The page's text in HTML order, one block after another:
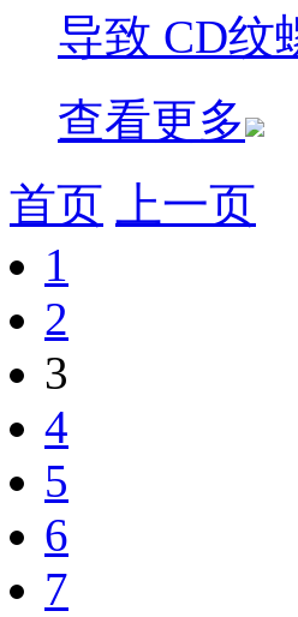
导致 CD纹
查看更多
首页
上一页
1
2
3
4
5
6
7